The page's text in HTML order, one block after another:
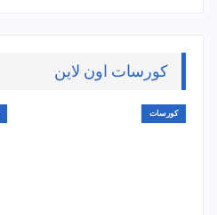
كورسات اون لاين
كورسات